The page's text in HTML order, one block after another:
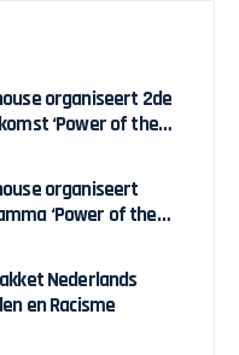
organiseert 2de
‘Power of the
van
op het familiesysteem
organiseert
‘Power of the
rondom
naamgeving
Nederlands
en Racisme